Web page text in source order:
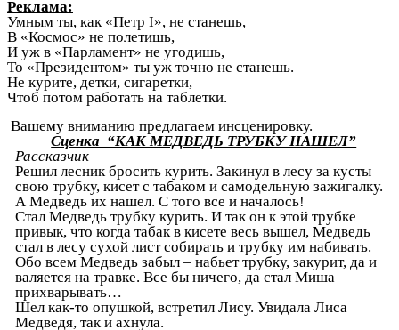
Реклама:
Умным ты, как «Петр I», не станешь,
В «Космос» не полетишь,
И уж в «Парламент» не угодишь,
То «Президентом» ты уж точно не станешь.
Не курите, детки, сигаретки,
Чтоб потом работать на таблетки.
Вашему вниманию предлагаем инсценировку.
Сценка “КАК МЕДВЕДЬ ТРУБКУ НАШЕЛ”
Рассказчик
Решил лесник бросить курить. Закинул в лесу за кусты
свою трубку, кисет с табаком и самодельную зажигалку.
А Медведь их нашел. С того все и началось!
Стал Медведь трубку курить. И так он к этой трубке
привык, что когда табак в кисете весь вышел, Медведь
стал в лесу сухой лист собирать и трубку им набивать.
Обо всем Медведь забыл – набьет трубку, закурит, да и
валяется на травке. Все бы ничего, да стал Миша
прихварывать…
Шел как-то опушкой, встретил Лису. Увидала Лиса
Медведя, так и ахнула.